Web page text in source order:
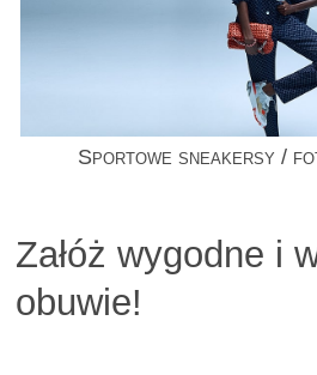
Sportowe sneakersy /
Załóż wygodne i
obuwie!